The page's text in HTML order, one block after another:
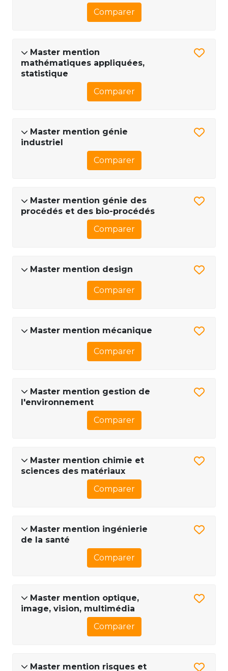
Comparer
Master mention
mathématiques appliquées,
statistique
Comparer
Master mention génie
industriel
Comparer
Master mention génie des
procédés et des bio-procédés
Comparer
Master mention design
Comparer
Master mention mécanique
Comparer
Master mention gestion de
l'environnement
Comparer
Master mention chimie et
sciences des matériaux
Comparer
Master mention ingénierie
de la santé
Comparer
Master mention optique,
image, vision, multimédia
Comparer
Master mention risques et